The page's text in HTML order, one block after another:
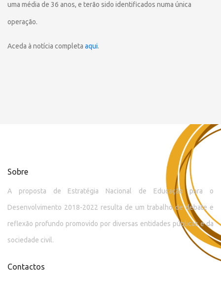
uma média de 36 anos, e terão sido identificados numa única
operação.
Aceda à notícia completa aqui.
Sobre
A proposta de Estratégia Nacional de Educação para o
Desenvolvimento 2018-2022 resulta de um trabalho de debate e
reflexão profundo promovido por diversas entidades públicas e da
sociedade civil.
Contactos